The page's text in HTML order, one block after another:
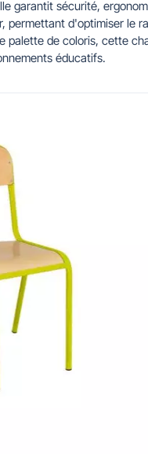
de ville
Travaux Publics
& maternelles
garantit sécurité,
permettant d'optimiser le
palette de coloris, cette
éducatifs.